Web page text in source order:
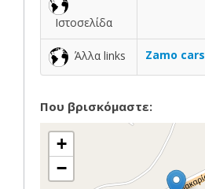
Ιστοσελίδα
Άλλα links Zamo cars
Που βρισκόμαστε:
+
−